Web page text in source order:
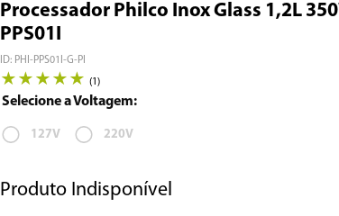
Processador Philco Inox Glass 1,2L
PPS01I
ID: PHI-PPS01I-G-PI
★ ★ ★ ★ ★ (1 )
127V 220V
Produto Indisponível